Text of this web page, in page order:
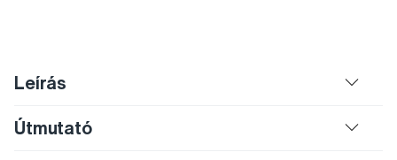
Leírás
Útmutató